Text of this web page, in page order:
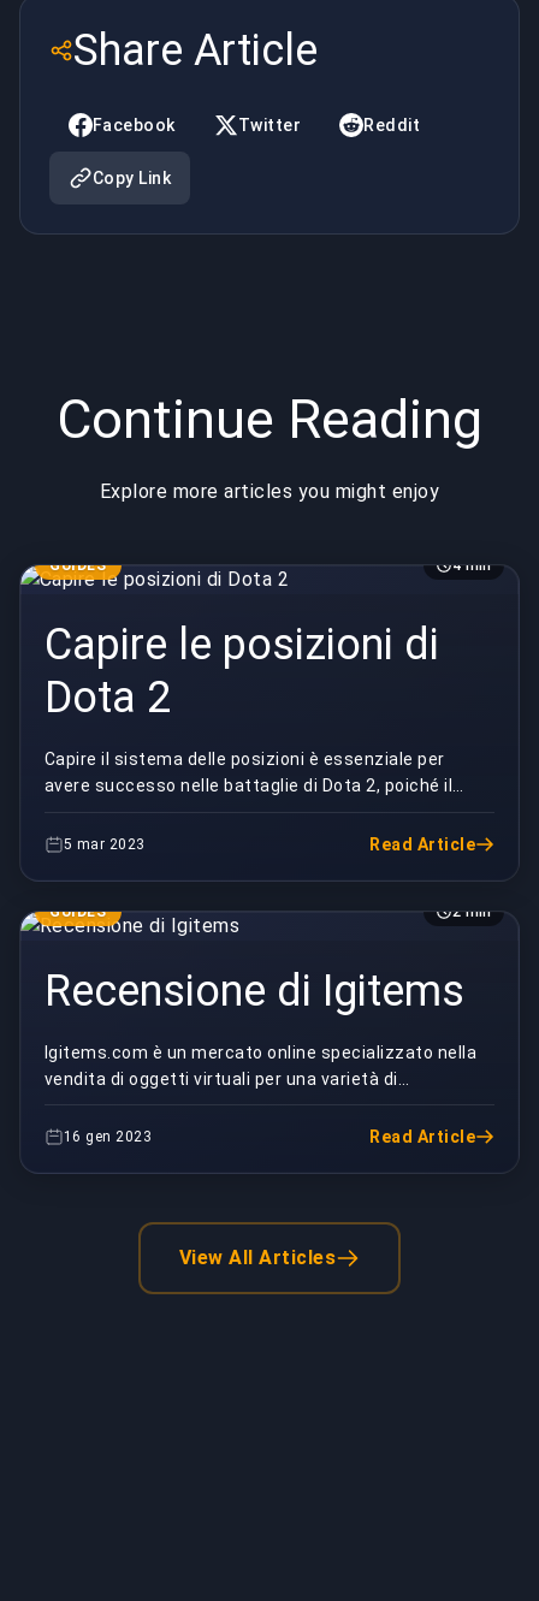
Share Article
Facebook Twitter Reddit
Copy Link
Continue Reading
Explore more articles you might enjoy
GUIDES 4 min
Capire le posizioni di
Dota 2
Capire il sistema delle posizioni è essenziale per
avere successo nelle battaglie di Dota 2, poiché il
gioco ha meccaniche e strategie intricate. In D...
5 mar 2023 Read Article
GUIDES 2 min
Recensione di Igitems
Igitems.com è un mercato online specializzato nella
vendita di oggetti virtuali per una varietà di
videogiochi popolari. Questi oggetti possono includ...
16 gen 2023 Read Article
View All Articles